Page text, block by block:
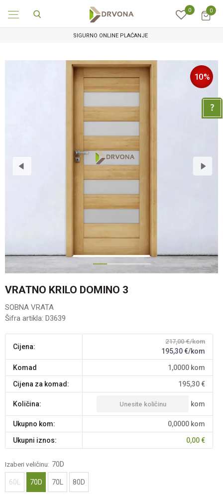
0 0
SIGURNO ONLINE PLAĆANJE
10%
VRATNO KRILO DOMINO 3
SOBNA VRATA
Šifra artikla: D3639
Cijena:
217,00 €/kom
195,30€/kom
komad 1,0000 kom
Cijena za komad: 195,30€
Količina: kom
Ukupno kom: 0,0000 kom
Ukupni iznos: 0,00€
Izaberi veličinu: 70D
60L 70D 70L 80D